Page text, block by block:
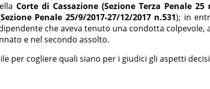
Corte di Cassazione (Sezione Terza Penale
Penale 25/9/2017-27/12/2017 n.531); in
che aveva tenuto una condotta
e nel secondo assolto.
per cogliere quali siano per i giudici gli aspetti